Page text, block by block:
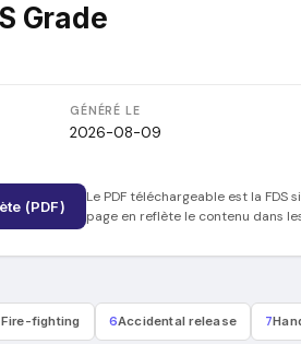
Grade
GÉNÉRÉ LE
2026-08-09
(PDF)
Le PDF téléchargeable est la FDS
page en reflète le contenu dans
Fire-fighting 6Accidental release 7